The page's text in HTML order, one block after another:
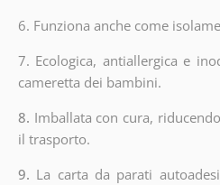
6. Funziona anche come
7. Ecologica, antiallergica e
cameretta dei bambini.
8. Imballata con cura,
il trasporto.
9. La carta da parati